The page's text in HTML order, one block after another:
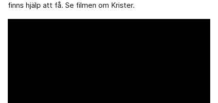
finns hjälp att få. Se filmen om Krister.